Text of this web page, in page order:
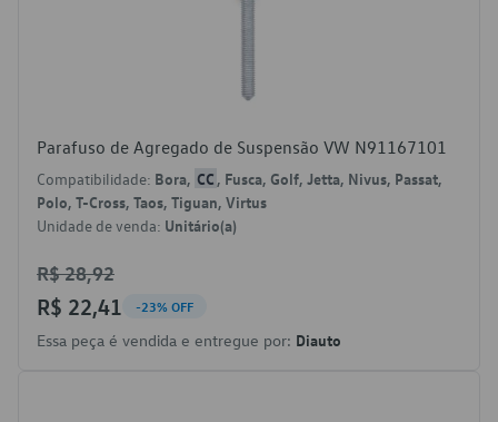
Parafuso de Agregado de Suspensão VW N91167101
Compatibilidade: Bora, CC , Fusca, Golf, Jetta, Nivus, Passat,
Polo, T-Cross, Taos, Tiguan, Virtus
Unidade de venda: Unitário(a)
R$ 28,92
R$ 22,41 -23% OFF
Essa peça é vendida e entregue por: Diauto